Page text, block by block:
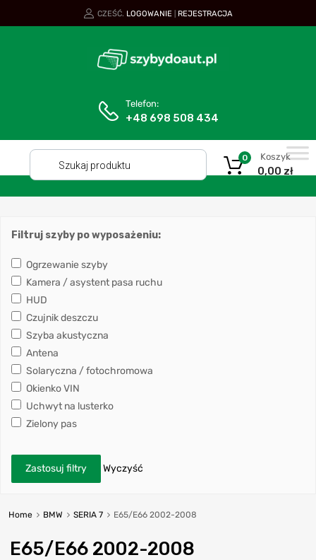
CZEŚĆ. LOGOWANIE REJESTRACJA
Telefon:
+48 698 508 434
Koszyk
0,00 zł
0
Filtruj szyby po wyposażeniu:
Ogrzewanie szyby
Kamera / asystent pasa ruchu
HUD
Czujnik deszczu
Szyba akustyczna
Antena
Solaryczna / fotochromowa
Okienko VIN
Uchwyt na lusterko
Zielony pas
Zastosuj filtry Wyczyść
Home BMW SERIA 7 E65/E66 2002-2008
E65/E66 2002-2008